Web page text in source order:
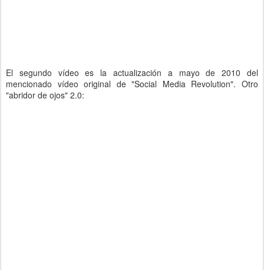
El segundo vídeo es la actualización a mayo de 2010 del
mencionado vídeo original de "Social Media Revolution". Otro
"abridor de ojos" 2.0: